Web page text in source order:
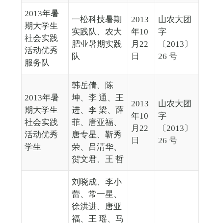
2013年暑
期大学生
社会实践
活动优秀
服务队
一松科技暑期
实践队、农大
肥业暑期实践
队
2013
年10
月22
日
山农大团
字
〔2013〕
26 号
2013年暑
期大学生
社会实践
活动优秀
学生
韩岳倩、陈
坤、李 通、王
进、李 梁、薛
菲、唐亚福、
唐专星、靳秀
荣、吕清华、
贺文君、王 哲
2013
年10
月22
日
山农大团
字
〔2013〕
26 号
刘晓成、李小
蕾、常一星、
徐洪进、唐亚
福、王 瑶、马